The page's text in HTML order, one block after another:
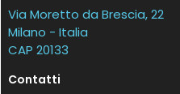
Via Moretto da Brescia, 22
Milano - Italia
CAP 20133
Contatti